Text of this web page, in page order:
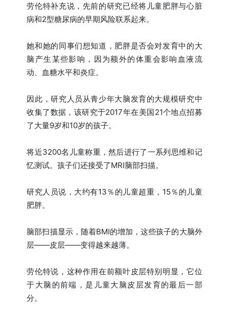
劳伦特补充说，先前的研究已经将儿童肥胖与心脏
病和2型糖尿病的早期风险联系起来。
她和她的同事们想知道，肥胖是否会对发育中的大
脑产生某些影响，因为额外的体重会影响血液流
动、血糖水平和炎症。
因此，研究人员从青少年大脑发育的大规模研究中
收集了数据，该研究于2017年在美国21个地点招募
了大量9岁和10岁的孩子。
将近3200名儿童称重，然后进行了一系列思维和记
忆测试。孩子们还接受了MRI脑部扫描。
研究人员说，大约有13％的儿童超重，15％的儿童
肥胖。
脑部扫描显示，随着BMI的增加，这些孩子的大脑外
层——皮层——变得越来越薄。
劳伦特说，这种作用在前额叶皮层特别明显，它位
于大脑的前端，是儿童大脑皮层发育的最后一部
分。